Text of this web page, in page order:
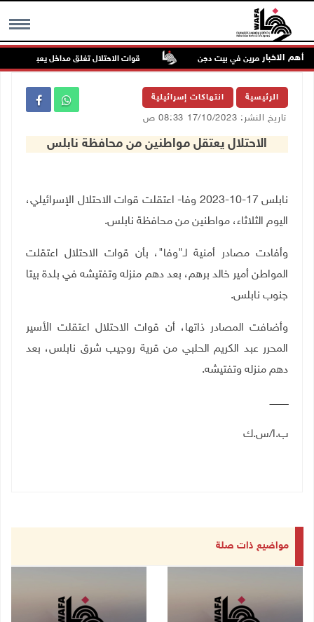
MENU أهم الاخبار
للمستعمرين في بيت دجن قوات الاحتلال تغلق مداخل يعبد جنوب غرب
الرئيسية انتهاكات إسرائيلية
تاريخ النشر: 17/10/2023 08:33 ص
الاحتلال يعتقل مواطنين من محافظة نابلس
نابلس 17-10-2023 وفا- اعتقلت قوات الاحتلال الإسرائيلي،
اليوم الثلاثاء، مواطنين من محافظة نابلس.
وأفادت مصادر أمنية لـ"وفا"، بأن قوات الاحتلال اعتقلت
المواطن أمير خالد برهم، بعد دهم منزله وتفتيشه في بلدة بيتا
جنوب نابلس.
وأضافت المصادر ذاتها، أن قوات الاحتلال اعتقلت الأسير
المحرر عبد الكريم الحلبي من قرية روجيب شرق نابلس، بعد
دهم منزله وتفتيشه.
ـــــــــــــ
ب.ا/س.ك
مواضيع ذات صلة